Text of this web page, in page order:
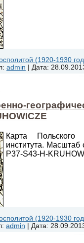
(1920-1930
admin Дата:
Карта Польского
института. Масштаб
P37-S43-H-
(1920-1930
admin Дата: